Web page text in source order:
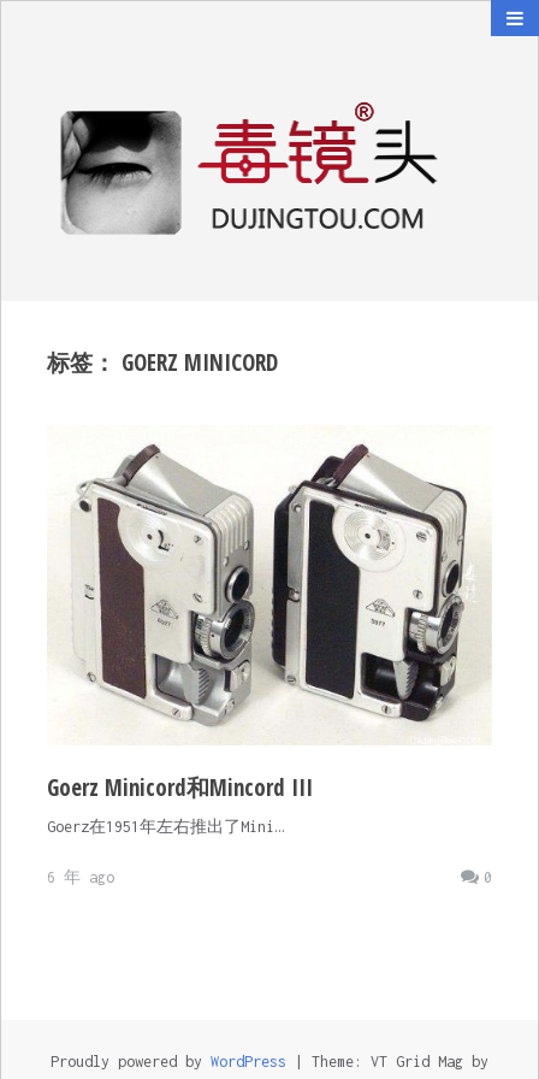
标签： GOERZ MINICORD
Goerz Minicord和Mincord III
Goerz在1951年左右推出了Mini…
0
6 年 ago
Proudly powered by WordPress | Theme: VT Grid Mag by